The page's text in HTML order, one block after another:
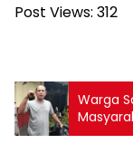
Post Views: 312
Warga
Titip